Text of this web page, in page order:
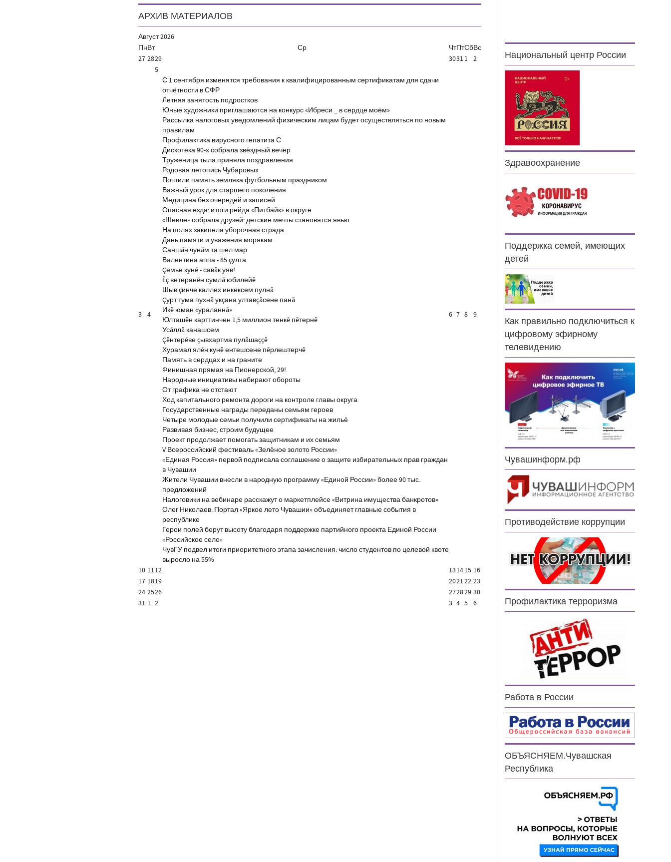
АРХИВ МАТЕРИАЛОВ
Август2026
ПнВт Ср ЧтПтСбВс
27 2829 30311 2
3 4
5
С 1 сентября изменятся требования к квалифицированным сертификатам для сдачи
отчётности в СФР
Летняя занятость подростков
Юные художники приглашаются на конкурс «Ибреси _ в сердце моём»
Рассылка налоговых уведомлений физическим лицам будет осуществляться по новым
правилам
Профилактика вирусного гепатита С
Дискотека 90-х собрала звёздный вечер
Труженица тыла приняла поздравления
Родовая летопись Чубаровых
Почтили память земляка футбольным праздником
Важный урок для старшего поколения
Медицина без очередей и записей
Опасная езда: итоги рейда «Питбайк» в округе
«Шевле» собрала друзей: детские мечты становятся явью
На полях закипела уборочная страда
Дань памяти и уважения морякам
Саншăн чунăм та шел мар
Валентина аппа - 85 çулта
Çемье кунĕ - савăк уяв!
Ĕç ветеранĕн сумлă юбилейĕ
Шыв çинче каллех инкексем пулнă
Çурт тума пухнă укçана ултавçăсене панă
Икĕ юман «ураланнă»
Юлташĕн карттинчен 1,5 миллион тенкĕ пĕтернĕ
Усăллă канашсем
Çĕнтерĕве çывхартма пулăшаççĕ
Хурамал ялĕн кунĕ ентешсене пĕрлештерчĕ
Память в сердцах и на граните
Финишная прямая на Пионерской, 29!
Народные инициативы набирают обороты
От графика не отстают
Ход капитального ремонта дороги на контроле главы округа
Государственные награды переданы семьям героев
Четыре молодые семьи получили сертификаты на жильё
Развивая бизнес, строим будущее
Проект продолжает помогать защитникам и их семьям
V Всероссийский фестиваль «Зелёное золото России»
«Единая Россия» первой подписала соглашение о защите избирательных прав граждан
в Чувашии
Жители Чувашии внесли в народную программу «Единой России» более 90 тыс.
предложений
Налоговики на вебинаре расскажут о маркетплейсе «Витрина имущества банкротов»
Олег Николаев: Портал «Яркое лето Чувашии» объединяет главные события в
республике
Герои полей берут высоту благодаря поддержке партийного проекта Единой России
«Российское село»
ЧувГУ подвел итоги приоритетного этапа зачисления: число студентов по целевой квоте
выросло на 55%
6 7 8 9
10 1112 131415 16
17 1819 202122 23
24 2526 272829 30
31 1 2 3 4 5 6
Национальный центр России
Здравоохранение
Поддержка семей, имеющих
детей
Как правильно подключиться к
цифровому эфирному
телевидению
Чувашинформ.рф
Противодействие коррупции
Профилактика терроризма
Работа в России
ОБЪЯСНЯЕМ.Чувашская
Республика